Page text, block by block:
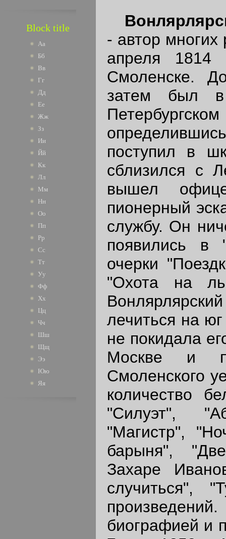
Block title
Аа
Бб
Вв
Гг
Дд
Ее
Жж
Зз
Ии
Йй
Кк
Лл
Мм
Нн
Оо
Пп
Рр
Сс
Тт
Уу
Фф
Хх
Цц
Чч
Шш
Щщ
Ээ
Юю
Яя
- автор
апреля 1814
Смоленске.
затем был в
поступил в
сблизился с
вышел
пионерный
службу. Он
появились в
очерки
"Охота на
лечиться на
не покидала
Москве и
Смоленского
количество
"Силуэт",
"Магистр",
барыня",
Захаре
случиться",
биографией и